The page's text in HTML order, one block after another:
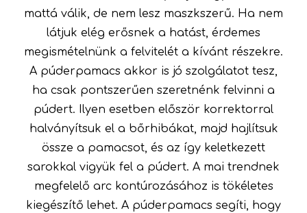
mattá válik, de nem lesz maszkszerű. Ha nem
látjuk elég erősnek a hatást, érdemes
megismételnünk a felvitelét a kívánt részekre.
A púderpamacs akkor is jó szolgálatot tesz,
ha csak pontszerűen szeretnénk felvinni a
púdert. Ilyen esetben először korrektorral
halványítsuk el a bőrhibákat, majd hajlítsuk
össze a pamacsot, és az így keletkezett
sarokkal vigyük fel a púdert. A mai trendnek
megfelelő arc kontúrozásához is tökéletes
kiegészítő lehet. A púderpamacs segíti, hogy